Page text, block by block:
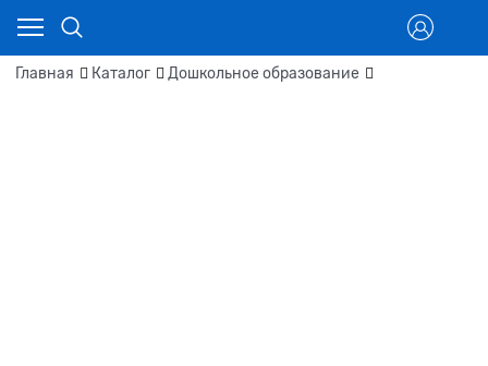
Главная Каталог Дошкольное образование